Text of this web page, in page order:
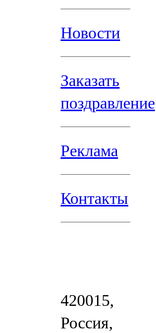
Новости
Заказать
поздравление
Реклама
Контакты
420015,
Россия,